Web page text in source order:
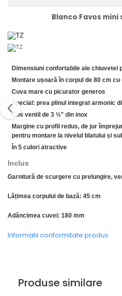
Gaz
Inductie
Plite cu hota integrata
Blanco Favos
Dimensiuni confortabile ale chiuvetei
Montare ușoară în corpul de 80 cm cu
Cuva mare cu picurator generos
Special: prea plinul integrat armonic
Cos ventil de 3 ½" din inox
Margine cu profil redus, de jur
pentru montare la nivelul blatului și
În 5 culori atractive
Inclus
Garnitură de scurgere cu prelungire,
Lățimea corpului de bază: 45 cm
Adâncimea cuvei: 180 mm
Informatii conformitate produs
Produse similare